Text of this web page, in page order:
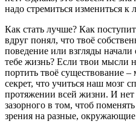
надо стремиться измениться к
Как стать лучше? Как
вдруг понял, что твоё
поведение или взгляды начали
тебе жизнь? Если твои мысли
портить твоё существование
секрет, что учиться наш мозг
протяжении всей жизни. И нет
зазорного в том, чтоб
зрения на разные,